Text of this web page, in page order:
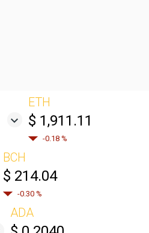
ETH
$ 1,911.11
-0.18 %
BCH
$ 214.04
-0.30 %
ADA